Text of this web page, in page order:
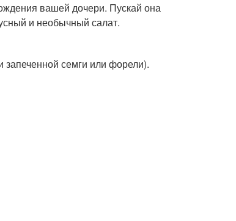
вашей дочери. Пускай она
и необычный салат.
запеченной семги или форели).